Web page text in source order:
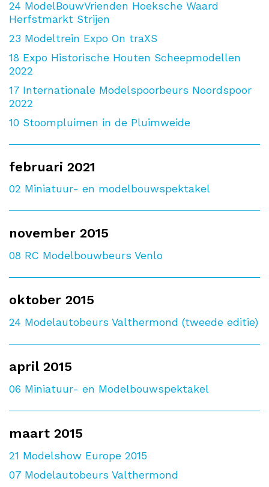
24 ModelBouwVrienden Hoeksche Waard
Herfstmarkt Strijen
23 Modeltrein Expo On traXS
18 Expo Historische Houten Scheepmodellen
2022
17 Internationale Modelspoorbeurs Noordspoor
2022
10 Stoompluimen in de Pluimweide
februari 2021
02 Miniatuur- en modelbouwspektakel
november 2015
08 RC Modelbouwbeurs Venlo
oktober 2015
24 Modelautobeurs Valthermond (tweede editie)
april 2015
06 Miniatuur- en Modelbouwspektakel
maart 2015
21 Modelshow Europe 2015
07 Modelautobeurs Valthermond